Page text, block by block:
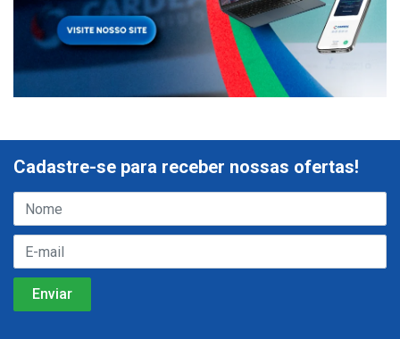
Cadastre-se para receber nossas ofertas!